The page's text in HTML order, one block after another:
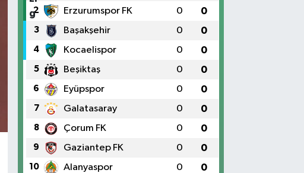
2 Erzurumspor FK 0 0
3 Başakşehir 0 0
4 Kocaelispor 0 0
5 Beşiktaş 0 0
6 Eyüpspor 0 0
7 Galatasaray 0 0
8 Çorum FK 0 0
9 Gaziantep FK 0 0
10 Alanyaspor 0 0